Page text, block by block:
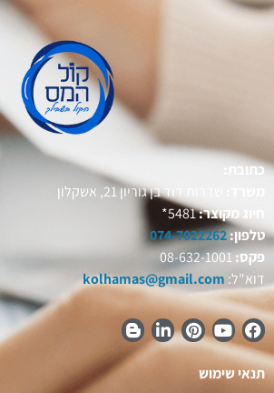
כתובת:
משרד:
שדרות דוד בן גוריון 21, אשקלון
חיוג מקוצר:5481*
טלפון:074-7022262
פקס:08-632-1001
דוא"ל:kolhamas@gmail.com
תנאי שימוש